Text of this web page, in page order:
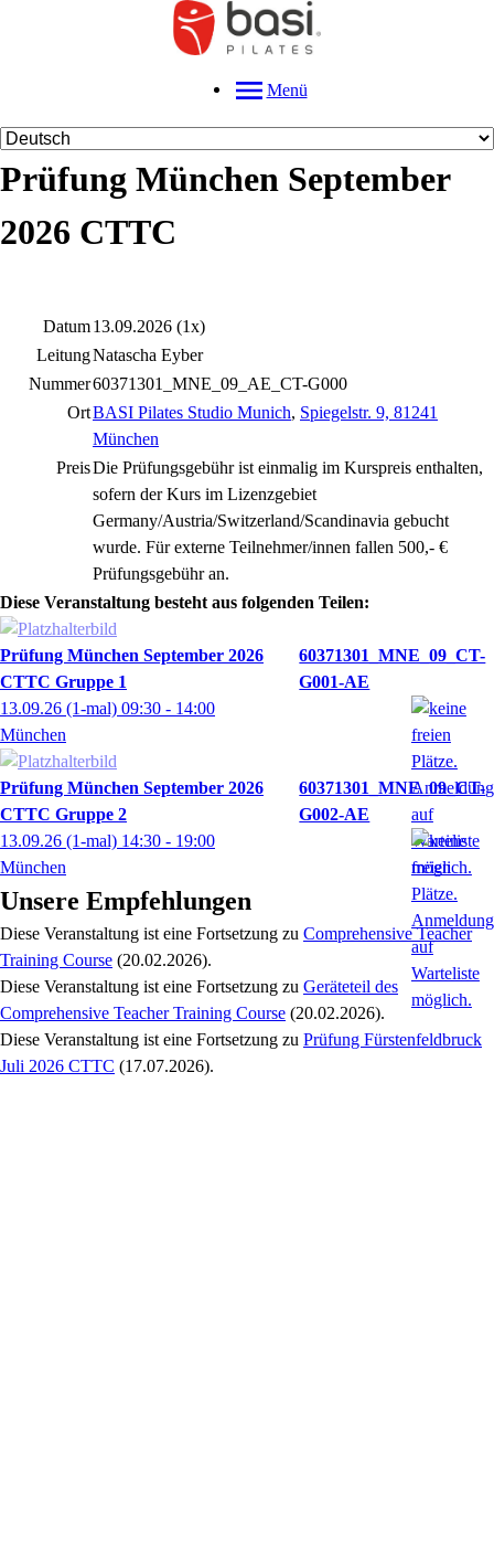
Menü
Prüfung München September
2026 CTTC
Datum13.09.2026 (1x)
LeitungNatascha Eyber
Nummer60371301_MNE_09_AE_CT-G000
OrtBASI Pilates Studio Munich, Spiegelstr. 9, 81241
München
PreisDie Prüfungsgebühr ist einmalig im Kurspreis enthalten,
sofern der Kurs im Lizenzgebiet
Germany/Austria/Switzerland/Scandinavia gebucht
wurde. Für externe Teilnehmer/innen fallen 500,- €
Prüfungsgebühr an.
Diese Veranstaltung besteht aus folgenden Teilen:
Prüfung München September 2026
CTTC Gruppe 1
60371301_MNE_09_CT-
G001-AE
13.09.26 (1-mal) 09:30 - 14:00
München
Prüfung München September 2026
CTTC Gruppe 2
60371301_MNE_09_CT-
G002-AE
13.09.26 (1-mal) 14:30 - 19:00
München
Unsere Empfehlungen
Diese Veranstaltung ist eine Fortsetzung zu Comprehensive Teacher
Training Course (20.02.2026).
Diese Veranstaltung ist eine Fortsetzung zu Geräteteil des
Comprehensive Teacher Training Course (20.02.2026).
Diese Veranstaltung ist eine Fortsetzung zu Prüfung Fürstenfeldbruck
Juli 2026 CTTC (17.07.2026).